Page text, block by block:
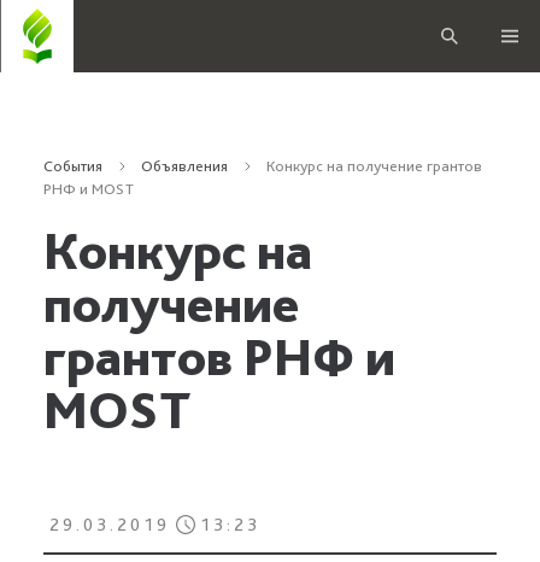
События Объявления
Конкурс на получение грантов
РНФ и MOST
Конкурс на
получение
грантов РНФ и
MOST
29.03.2019 13:23